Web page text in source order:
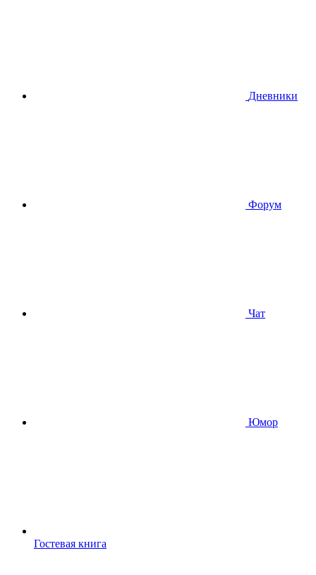
Дневники
Форум
Чат
Юмор
Гостевая книга